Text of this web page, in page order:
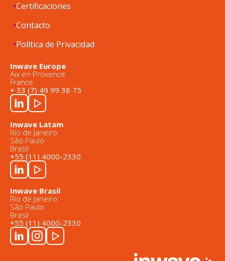
Certificaciones
Contacto
Política de Privacidad
Inwave Europe
Aix en Provence
France
+ 33 (7) 49 99 38 75
Inwave Latam
Rio de Janeiro
São Paulo
Brasil
+55 (11) 4000-2330
Inwave Brasil
Rio de Janeiro
São Paulo
Brasil
+55 (11) 4000-2330